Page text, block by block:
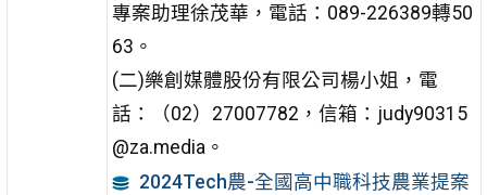
專案助理徐茂華，電話：089-226389轉50
63。
(二)樂創媒體股份有限公司楊小姐，電
話：（02）27007782，信箱：judy90315
@za.media。
2024Tech農-全國高中職科技農業提案